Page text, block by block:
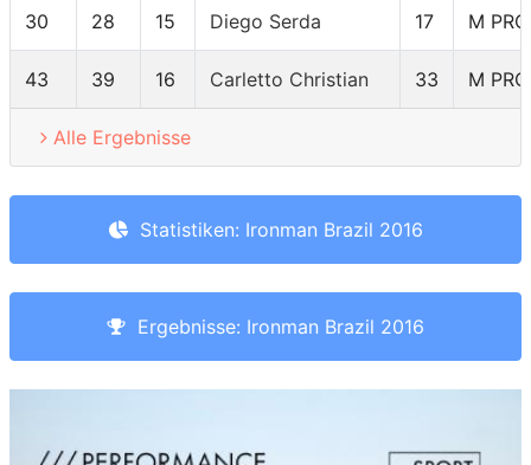
30 28 15 Diego Serda 17 M PRO
43 39 16 Carletto Christian 33 M PRO
Alle Ergebnisse
Statistiken: Ironman Brazil 2016
Ergebnisse: Ironman Brazil 2016